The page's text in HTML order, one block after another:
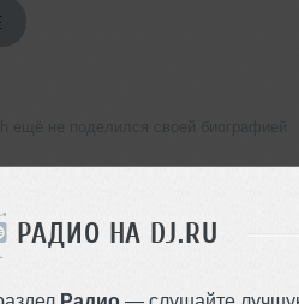
РАДИО НА DJ.RU
Радио — слушайте